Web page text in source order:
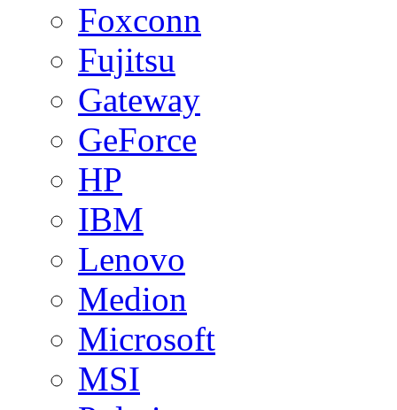
Foxconn
Fujitsu
Gateway
GeForce
HP
IBM
Lenovo
Medion
Microsoft
MSI